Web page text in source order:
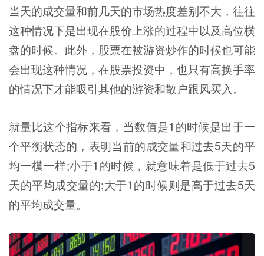
当天的成交量和前几天的市场热度差别不大，往往
这种情况下是出现在股价上涨的过程中以及高位横
盘的时候。此外，股票在被游资炒作的时候也可能
会出现这种情况，在股票投资中，也只有高换手率
的情况下才能吸引其他的游资和散户跟风买入。
就量比这个指标来看，当数值是1的时候是出于一
个平衡状态的，表明当前的成交量和过去5天的平
均一模一样;小于1的时候，就意味着是低于过去5
天的平均成交量的;大于1的时候则是高于过去5天
的平均成交量。